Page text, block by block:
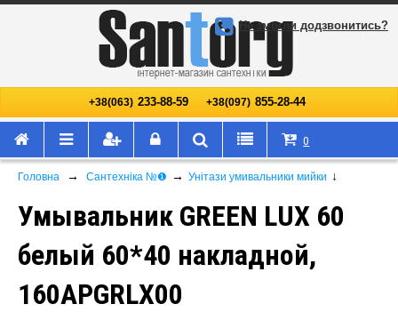
+38(063) 233-88-59 +38(097) 855-28-44
Не змогли додзвонитись?
0
Головна → Сантехніка №❶ → Унітази умивальники мийки ↓
Умывальник GREEN LUX 60
белый 60*40 накладной,
160APGRLX00